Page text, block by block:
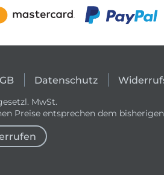
Datenschutz
MwSt.
Preise entsprechen dem